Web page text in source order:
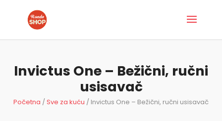
Invictus One – Bežični, ručni
usisavač
Početna /Sve za kuću / Invictus One – Bežični, ručni usisavač